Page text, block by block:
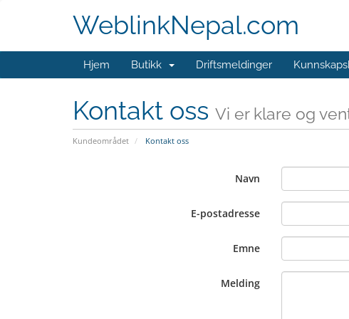
WeblinkNepal.com
Hjem Butikk Driftsmeldinger
Kontakt oss Vi er klare og
Kundeområdet Kontakt oss
Navn
E-postadresse
Emne
Melding